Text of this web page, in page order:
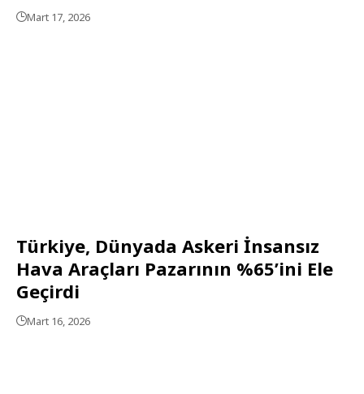
Mart 17, 2026
Türkiye, Dünyada Askeri İnsansız
Hava Araçları Pazarının %65’ini Ele
Geçirdi
Mart 16, 2026